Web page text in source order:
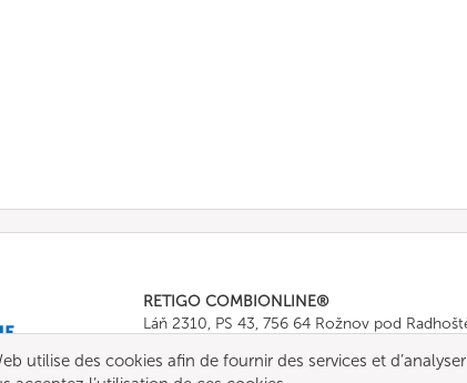
RETIGO COMBIONLINE®
Láň 2310, PS 43, 756 64 Rožnov pod
E-mail: info@combionline.com
utilise des cookies afin de fournir des services et